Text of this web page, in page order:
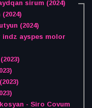
sirum (2024)
(2024)
ayspes molor
- Siro Covum